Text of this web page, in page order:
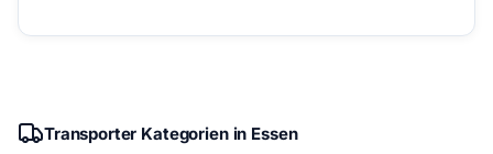
Transporter Kategorien in Essen